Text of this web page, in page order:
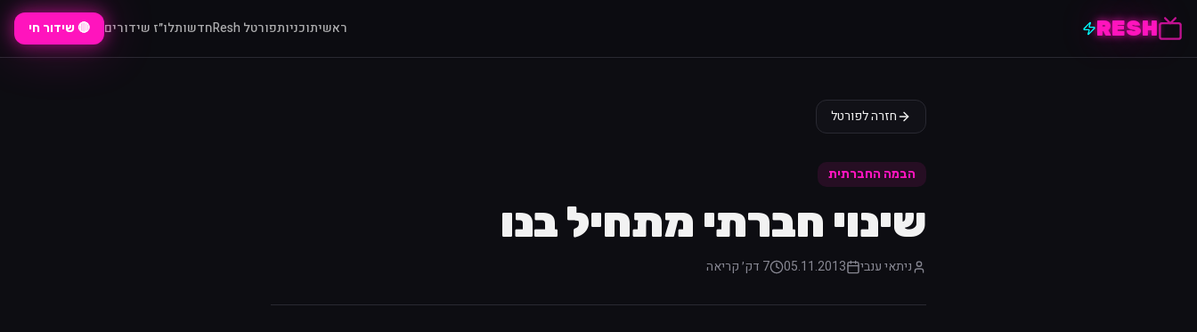
RESH ראשיתוכניותפורטל Resh חדשותלו״ז שידורים 🔴 שידור חי
חזרה לפורטל
הבמה החברתית
שינוי חברתי מתחיל בנו
ניתאי ענבי 05.11.2013 7 דק׳ קריאה